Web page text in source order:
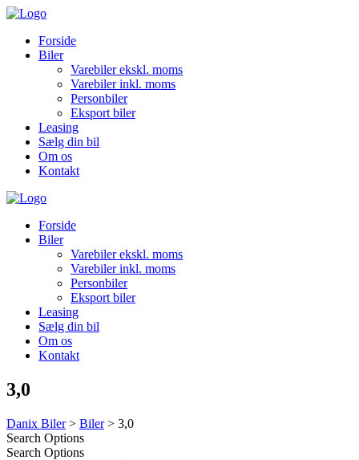
Forside
Biler
Varebiler ekskl. moms
Varebiler inkl. moms
Personbiler
Eksport biler
Leasing
Sælg din bil
Om os
Kontakt
Forside
Biler
Varebiler ekskl. moms
Varebiler inkl. moms
Personbiler
Eksport biler
Leasing
Sælg din bil
Om os
Kontakt
3,0
Danix Biler> Biler> 3,0
Search Options
Search Options